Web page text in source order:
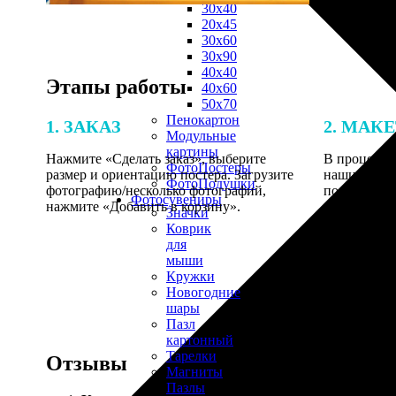
30х40
20х45
30х60
30х90
40х40
40х60
50х70
Пенокартон
Модульные
картины
ФотоПостеры
ФотоПодушки
Фотоcувениры
Значки
Коврик
для
мыши
Кружки
Новогодние
шары
Пазл
картонный
Тарелки
Магниты
Пазлы
Этапы работы
1. ЗАКАЗ
Нажмите «Сделать заказ», выберите
размер и ориентацию постера. Загрузите
фотографию/несколько фотографий,
нажмите «Добавить в корзину».
2.
В процессе
наши
по
Отзывы